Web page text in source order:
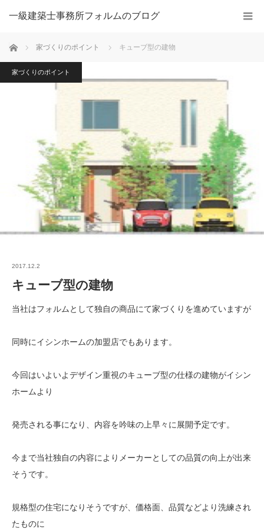
一級建築士事務所フォルムのブログ
ホーム 家づくりのポイント キューブ型の建物
家づくりのポイント
2017.12.2
キューブ型の建物
当社はフォルムとして独自の商品にて家づくりを進めていますが
同時にイシンホームの加盟店でもあります。
今回はいよいよデザイン重視のキューブ型の仕様の建物がイシン
ホームより
発売される事になり、内容を吟味の上早々に展開予定です。
今まで当社独自の内容によりメーカーとしての品質の向上が出来
そうです。
規格型の住宅になりそうですが、価格面、品質などより洗練され
たものに